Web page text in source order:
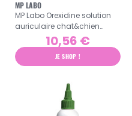
MP LABO
MP Labo Orexidine solution
auriculaire chat&chien
10,56 €
JE SHOP !